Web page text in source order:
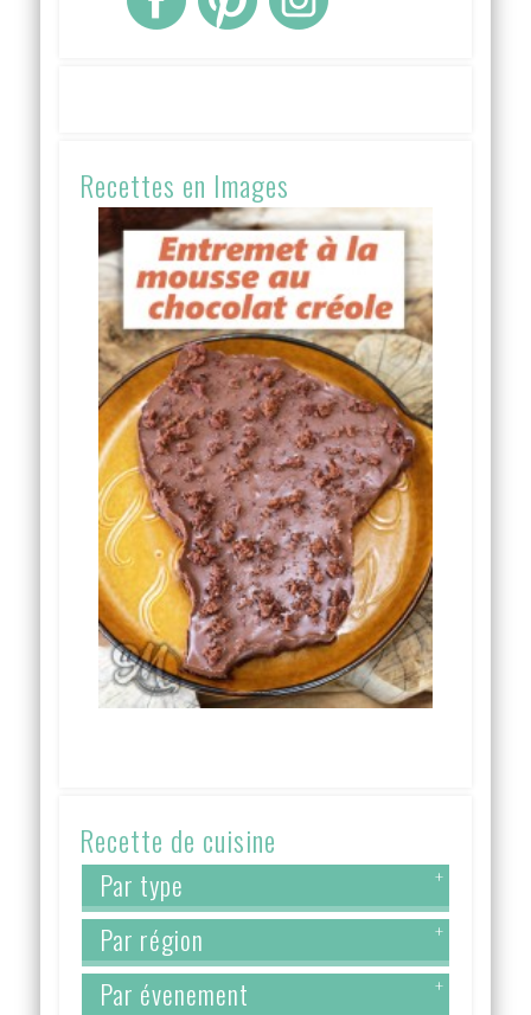
Recettes en Images
Recette de cuisine
Par type +
Par région +
Par évenement +